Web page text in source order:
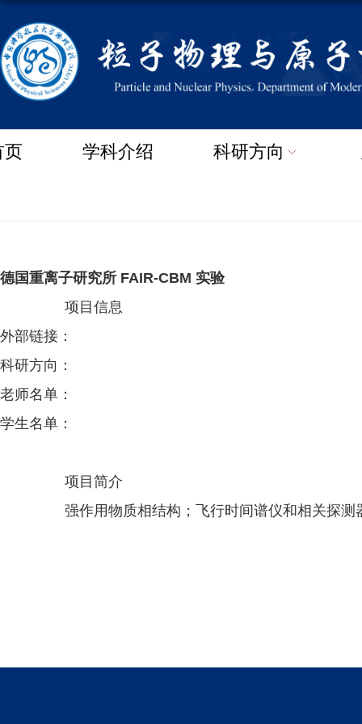
页 学科介绍 科研方向
德国重离子研究所 FAIR-CBM 实验
项目信息
外部链接：
科研方向：
老师名单：
学生名单：
项目简介
强作用物质相结构；飞行时间谱仪和相关